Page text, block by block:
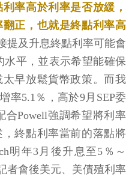
率高於利率是否放緩，
正，也就是終點利率高
提及升息終點利率可能會
水平，並表示希望能確保
早放鬆貨幣政策。而我
率5.1％，高於9月SEP委
合Powell強調希望將利率
終點利率當前的落點將
明年3月後升息至5％～
者會後美元、美債殖利率